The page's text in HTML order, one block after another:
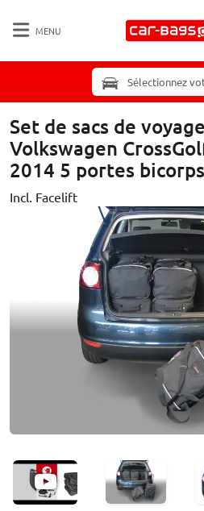
MENU
Sélectionnez
Set de sacs de
Volkswagen
2014 5 portes
Incl. Facelift